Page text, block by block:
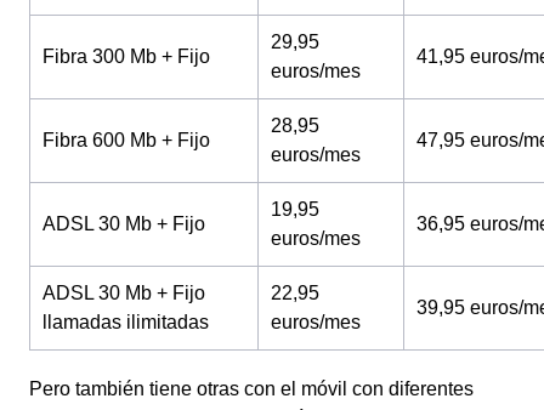
Fibra 300 Mb + Fijo
29,95
euros/mes
41,95 euros/
Fibra 600 Mb + Fijo
28,95
euros/mes
47,95 euros/
ADSL 30 Mb + Fijo
19,95
euros/mes
36,95 euros/
ADSL 30 Mb + Fijo
llamadas ilimitadas
22,95
euros/mes
39,95 euros/
Pero también tiene otras con el móvil con diferentes